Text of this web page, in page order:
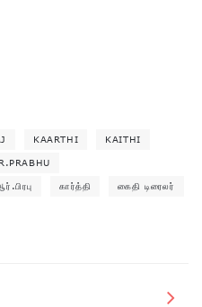
KAARTHI KAITHI
கார்த்தி கைதி டிரைலர்